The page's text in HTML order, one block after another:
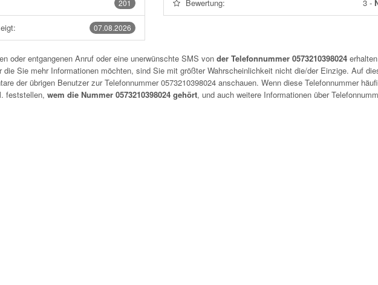
201
07.08.2026
Bewertung: 3-
oder entgangenen Anruf oder eine unerwünschte SMS von der Telefonnummer 0573210398024
die Sie mehr Informationen möchten, sind Sie mit größter Wahrscheinlichkeit nicht die/der Einzige. Auf
der übrigen Benutzer zur Telefonnummer0573210398024 anschauen. Wenn diese Telefonnummer
feststellen, wem die Nummer 0573210398024 gehört, und auch weitere Informationen über